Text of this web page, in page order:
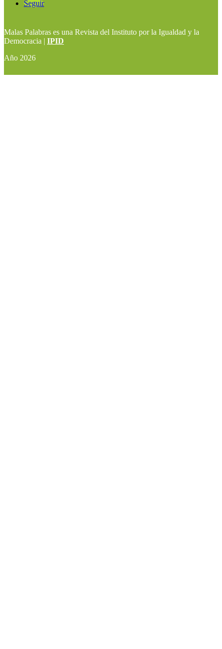
Seguir
Malas Palabras es una Revista del Instituto por la Igualdad y la
Democracia | IPID
Año 2026